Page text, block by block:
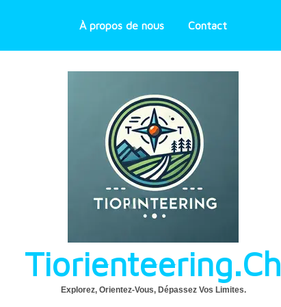
À propos de nous Contact
Tiorienteering.ch
Explorez, Orientez-Vous, Dépassez Vos Limites.